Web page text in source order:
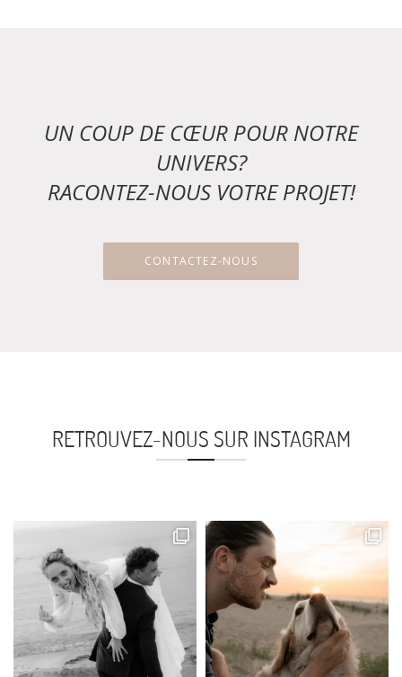
UN COUP DE CŒUR POUR NOTRE
UNIVERS?
RACONTEZ-NOUS VOTRE PROJET!
CONTACTEZ-NOUS
RETROUVEZ-NOUS SUR INSTAGRAM